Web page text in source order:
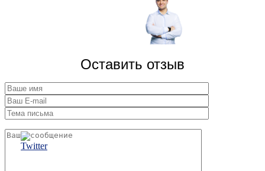
Оставить отзыв